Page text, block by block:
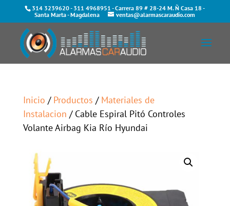
314 3239620- 311 4968951 - Carrera 89 # 28-24 M. Ñ Casa 18 -
Santa Marta - Magdalena
ventas@alarmascaraudio.com
Inicio / Productos / Materiales de
Instalacion / Cable Espiral Pitó Controles
Volante Airbag Kia Río Hyundai